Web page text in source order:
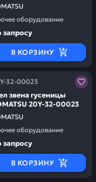
оборудование
запросу
В КОРЗИНУ
гарантию
32-00023
звена гусеницы
20Y-32-00023
оборудование
запчасти у
запросу
В КОРЗИНУ